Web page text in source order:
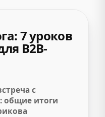
7 уроков
B2B-
с
общие итоги